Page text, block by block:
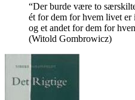
“Der burde være to
ét for dem for hvem livet er
og et andet for dem for
(Witold Gombrowicz)